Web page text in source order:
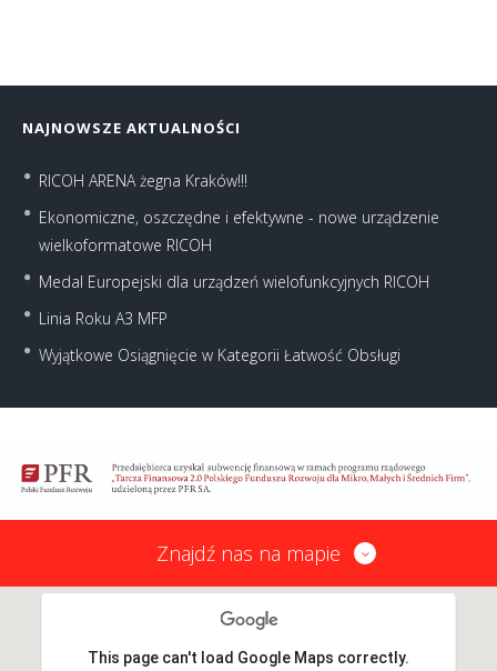
NAJNOWSZE AKTUALNOŚCI
RICOH ARENA żegna Kraków!!!
Ekonomiczne, oszczędne i efektywne - nowe urządzenie
wielkoformatowe RICOH
Medal Europejski dla urządzeń wielofunkcyjnych RICOH
Linia Roku A3 MFP
Wyjątkowe Osiągnięcie w Kategorii Łatwość Obsługi
Znajdź nas na mapie
This page can't load Google Maps correctly.